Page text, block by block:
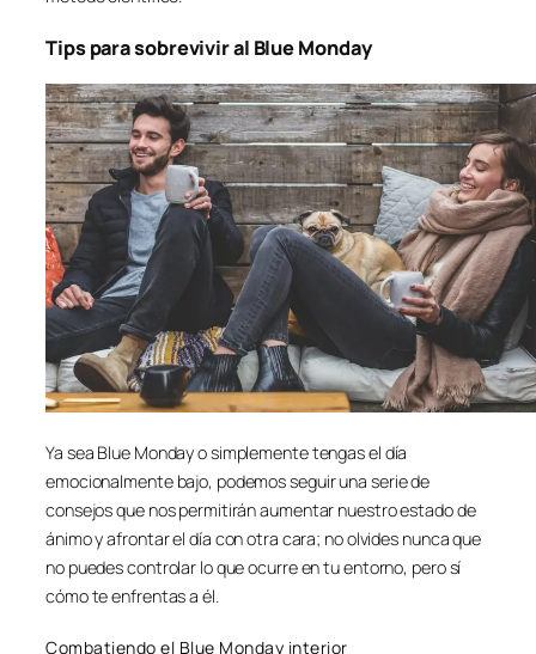
Tips para sobrevivir al Blue Monday
Ya sea Blue Monday o simplemente tengas el día
emocionalmente bajo, podemos seguir una serie de
consejos que nos permitirán aumentar nuestro estado de
ánimo y afrontar el día con otra cara; no olvides nunca que
no puedes controlar lo que ocurre en tu entorno, pero sí
cómo te enfrentas a él.
Combatiendo el Blue Monday interior